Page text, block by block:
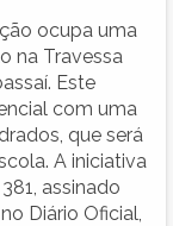
ocupa uma
na Travessa
Este
com uma
que será
A iniciativa
assinado
Diário Oficial,